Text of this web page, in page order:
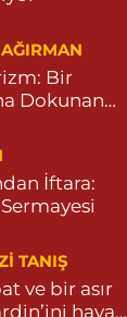
NO:59D
Bir
Dokunan
İftara:
TANIŞ
ve bir asır
hayal